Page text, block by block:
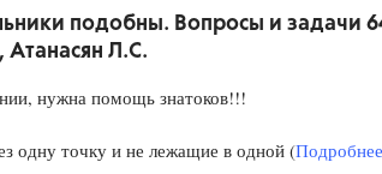
подобны. Вопросы и задачи
Атанасян Л.С.
нужна помощь знатоков!!!
одну точку и не лежащие в одной (